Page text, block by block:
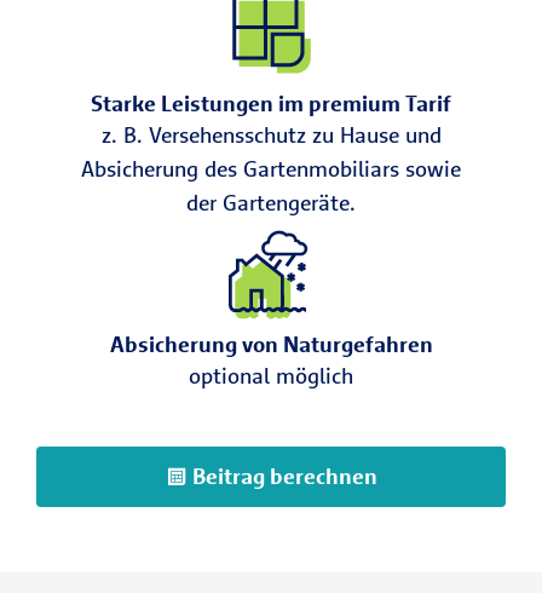
Starke Leistungen im premium Tarif
z. B. Versehensschutz zu Hause und
Absicherung des Gartenmobiliars sowie
der Gartengeräte.
Absicherung von Naturgefahren
optional möglich
Beitrag berechnen